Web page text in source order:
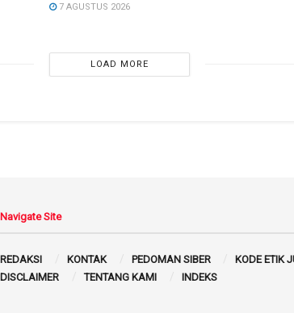
7 AGUSTUS 2026
LOAD MORE
Navigate Site
REDAKSI KONTAK PEDOMAN SIBER
KODE ETIK
DISCLAIMER
TENTANG KAMI INDEKS